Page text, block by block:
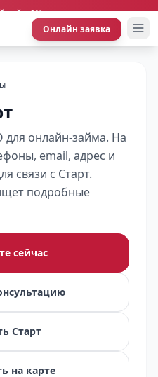
займ 0%
Онлайн заявка
онлайн-займа. На
email, адрес и
связи с Старт.
подробные
сейчас
Старт
на карте